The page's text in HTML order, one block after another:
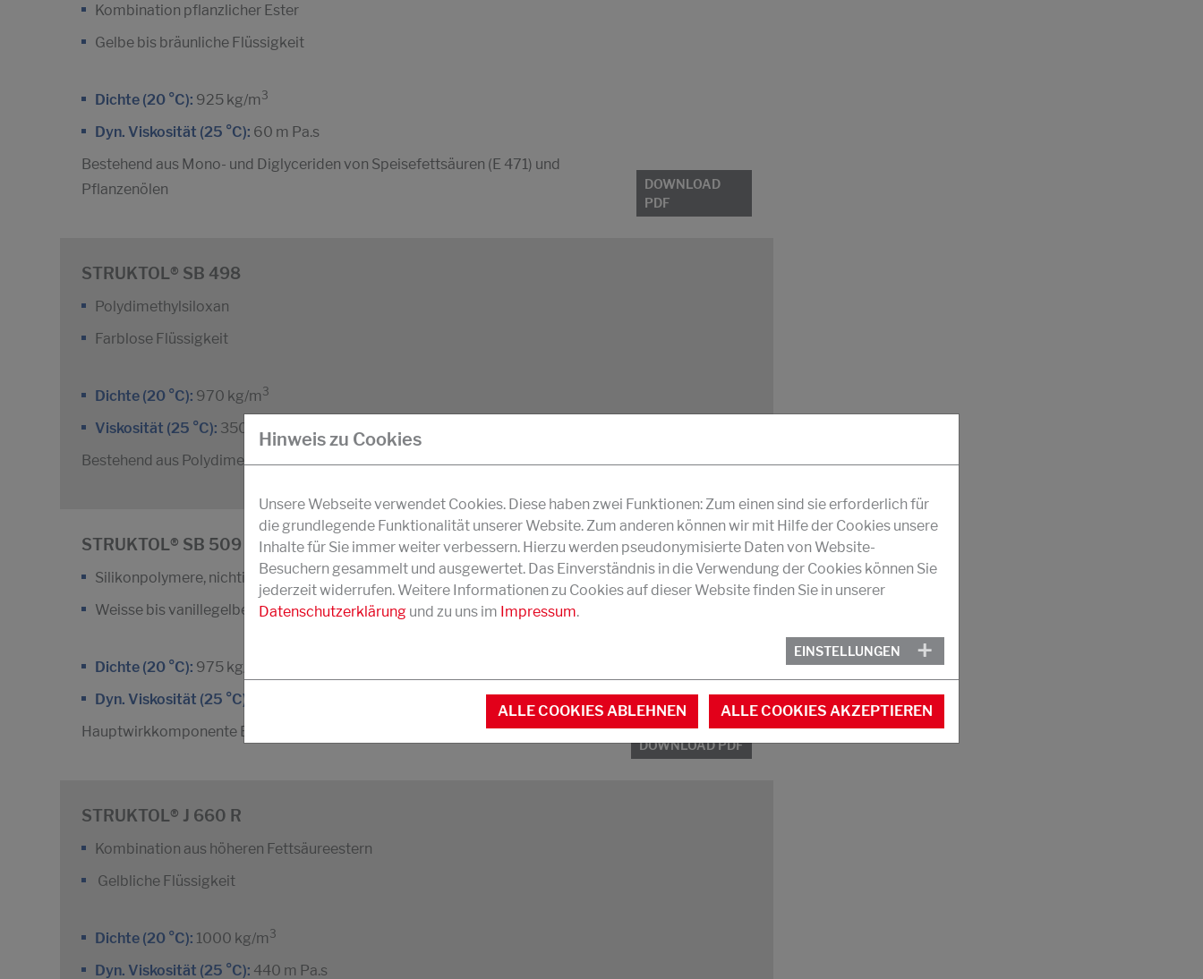
Kombination pflanzlicher Ester
Gelbe bis bräunliche Flüssigkeit
Dichte (20 °C): 925 kg/m 3
Dyn. Viskosität (25 °C): 60 m Pa.s
Bestehend aus Mono- und Diglyceriden von Speisefettsäuren (E 471) und
Pflanzenölen
DOWNLOAD
PDF
STRUKTOL® SB 498
Polydimethylsiloxan
Farblose Flüssigkeit
Dichte (20 °C): 970 kg/m 3
Viskosität (25 °C): 350 mm
Bestehend aus Polydimethylsiloxan (E 900)
STRUKTOL® SB 509
Silikonpolymere, nichtionische Tenside und Kieselsäure in Wasser
Weisse bis vanillegelbe Dispersion
Dichte (20 °C): 975 kg/m
Dyn. Viskosität (25 °C):
Hauptwirkkomponente E 900
DOWNLOAD PDF
STRUKTOL® J 660 R
Kombination aus höheren Fettsäureestern
Gelbliche Flüssigkeit
Dichte (20 °C): 1000 kg/m 3
Dyn. Viskosität (25 °C): 440 m Pa.s
Hinweis zu Cookies
Unsere Webseite verwendet Cookies. Diese haben zwei Funktionen: Zum einen sind sie erforderlich für
die grundlegende Funktionalität unserer Website. Zum anderen können wir mit Hilfe der Cookies unsere
Inhalte für Sie immer weiter verbessern. Hierzu werden pseudonymisierte Daten von Website-
Besuchern gesammelt und ausgewertet. Das Einverständnis in die Verwendung der Cookies können Sie
jederzeit widerrufen. Weitere Informationen zu Cookies auf dieser Website finden Sie in unserer
Datenschutzerklärung und zu uns im Impressum.
EINSTELLUNGEN
ALLE COOKIES ABLEHNEN ALLE COOKIES AKZEPTIEREN